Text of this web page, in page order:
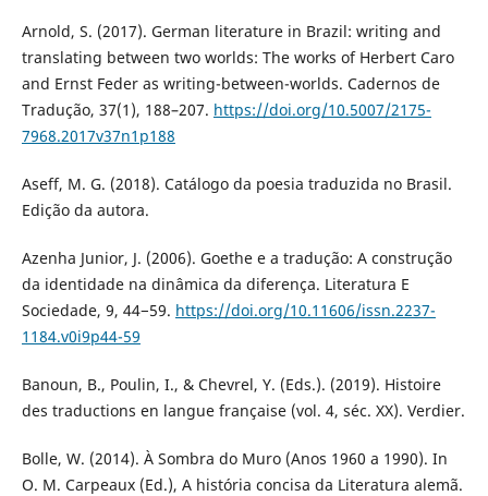
Arnold, S. (2017). German literature in Brazil: writing and
translating between two worlds: The works of Herbert Caro
and Ernst Feder as writing-between-worlds. Cadernos de
Tradução, 37(1), 188–207. https://doi.org/10.5007/2175-
7968.2017v37n1p188
Aseff, M. G. (2018). Catálogo da poesia traduzida no Brasil.
Edição da autora.
Azenha Junior, J. (2006). Goethe e a tradução: A construção
da identidade na dinâmica da diferença. Literatura E
Sociedade, 9, 44−59. https://doi.org/10.11606/issn.2237-
1184.v0i9p44-59
Banoun, B., Poulin, I., & Chevrel, Y. (Eds.). (2019). Histoire
des traductions en langue française (vol. 4, séc. XX). Verdier.
Bolle, W. (2014). À Sombra do Muro (Anos 1960 a 1990). In
O. M. Carpeaux (Ed.), A história concisa da Literatura alemã.